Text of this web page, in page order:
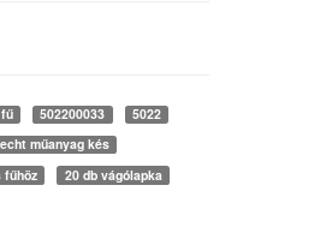
fű 502200033
5022
műanyag kés
fűhöz
20 db vágólapka